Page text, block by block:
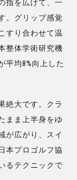
指を広げて、一
。グリップ感覚
すり合わせて温
整体学術研究機
平均8%向上した
絶大です。クラ
まま上半身をゆ
が広がり、スイ
本プロゴルフ協
るテクニックで